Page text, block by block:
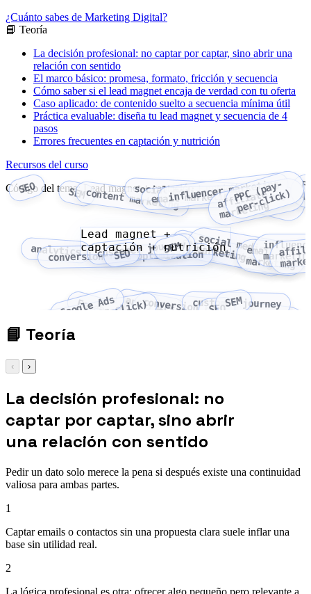
¿Cuánto sabes de Marketing Digital?
📘 Teoría
La decisión profesional: no captar por captar, sino abrir una
relación con sentido
El marco básico: promesa, formato, fricción y secuencia
Cómo saber si el lead magnet encaja de verdad con tu oferta
Caso aplicado: de contenido suelto a secuencia mínima útil
Práctica evaluable: diseña tu lead magnet y secuencia de 4
pasos
Errores frecuentes en captación y nutrición
Recursos del curso
Código del tema: Lead magnet + captación + nutrición
SEO SEMcontent marketingsocial media marketing
email marketing
influencer marketing
affiliate
marketing
P
P
C
(
p
a
y
-
p
e
r
-
c
l
i
c
k
)
Google
Ads
analytics
conversion rate optimization
customer journey
SEO SEMcontent marketing
social media marketingemail
marketing
PPC (pay-per-click)
Google Ads
Facebook Adsanalytics
conversion ratecustomer journey
SEO
SEM
Lead magnet +
captación + nutrición
📘 Teoría
‹ ›
La decisión profesional: no
captar por captar, sino abrir
una relación con sentido
Pedir un dato solo merece la pena si después existe una continuidad
valiosa para ambas partes.
1
Captar emails o contactos sin una propuesta clara suele inflar una
base sin utilidad real.
2